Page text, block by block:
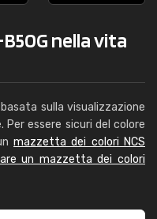
nella vita
sulla visualizzazione
Per essere sicuri del colore
mazzetta dei colori NCS
un mazzetta dei colori